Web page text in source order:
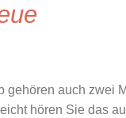
gehören auch zwei
hören Sie das